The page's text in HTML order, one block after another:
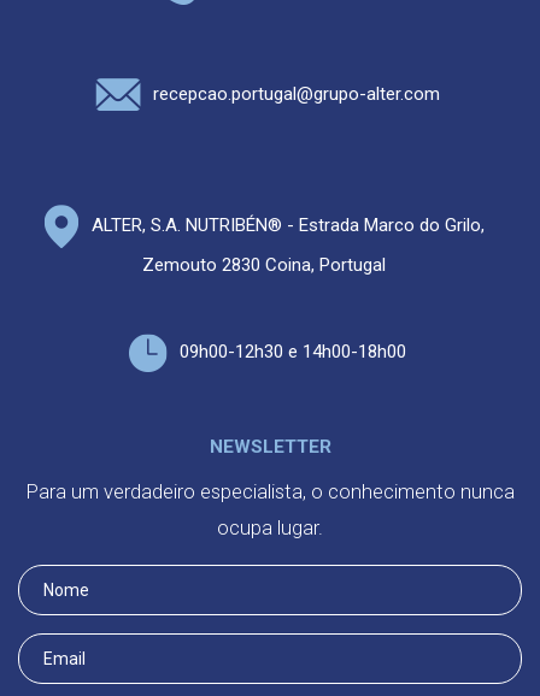
recepcao.portugal@grupo-alter.com
ALTER, S.A. NUTRIBÉN® - Estrada Marco do Grilo,
Zemouto 2830 Coina, Portugal
09h00-12h30 e 14h00-18h00
NEWSLETTER
Para um verdadeiro especialista, o conhecimento nunca
ocupa lugar.